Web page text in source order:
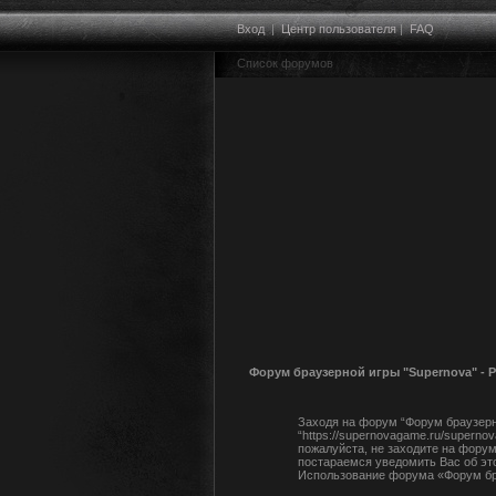
Вход|Центр пользователя|FAQ
Список форумов
Форум браузерной игры "Supernova" -
Заходя на форум “Форум
“https://supernovagame.ru/
пожалуйста, не заходите на
постараемся уведомить Вас об
Использование форума «Форум